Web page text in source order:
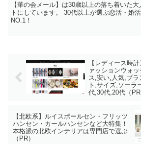
【華の会メール】は30歳以上の落ち着いた
トにしています。 30代以上が選ぶ恋活・婚
NO.1！
【レディース時
ァッションウォ
ス,安い,人気,ブ
ト,サイズ,ソーラ
代,30代,20代（PR
【北欧系】ルイスポールセン・フリッツ
ハンセン・カールハンセンなど大特集！
本格派の北欧インテリアは専門店で選ぶ
（PR）